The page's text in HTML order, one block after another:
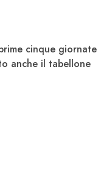
cinque giornate
anche il tabellone